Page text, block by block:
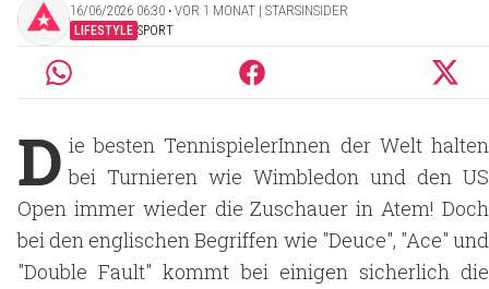
16/06/2026 06:30 ‧ VOR 1 MONAT | STARSINSIDER
LIFESTYLE SPORT
D ie besten TennispielerInnen der Welt halten
bei Turnieren wie Wimbledon und den US
Open immer wieder die Zuschauer in Atem! Doch
bei den englischen Begriffen wie "Deuce", "Ace" und
"Double Fault" kommt bei einigen sicherlich die